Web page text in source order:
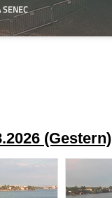
SENEC
(Gestern)